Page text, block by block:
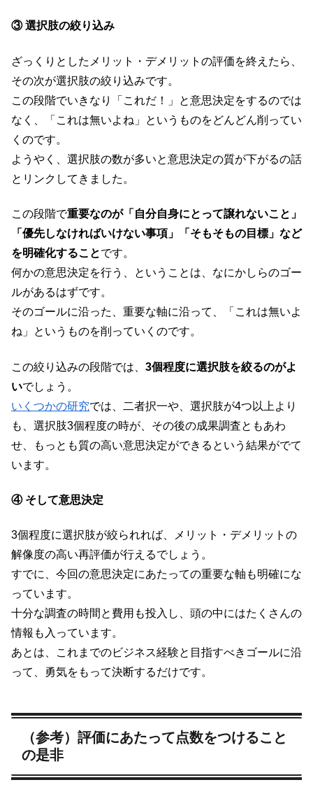
③ 選択肢の絞り込み
ざっくりとしたメリット・デメリットの評価を終えたら、
その次が選択肢の絞り込みです。
この段階でいきなり「これだ！」と意思決定をするのでは
なく、「これは無いよね」というものをどんどん削ってい
くのです。
ようやく、選択肢の数が多いと意思決定の質が下がるの話
とリンクしてきました。
この段階で重要なのが「自分自身にとって譲れないこと」
「優先しなければいけない事項」「そもそもの目標」など
を明確化することです。
何かの意思決定を行う、ということは、なにかしらのゴー
ルがあるはずです。
そのゴールに沿った、重要な軸に沿って、「これは無いよ
ね」というものを削っていくのです。
この絞り込みの段階では、 3個程度に選択肢を絞るのがよ
いでしょう。
いくつかの研究では、二者択一や、選択肢が4つ以上より
も、選択肢3個程度の時が、その後の成果調査ともあわ
せ、もっとも質の高い意思決定ができるという結果がでて
います。
④ そして意思決定
3個程度に選択肢が絞られれば、メリット・デメリットの
解像度の高い再評価が行えるでしょう。
すでに、今回の意思決定にあたっての重要な軸も明確にな
っています。
十分な調査の時間と費用も投入し、頭の中にはたくさんの
情報も入っています。
あとは、これまでのビジネス経験と目指すべきゴールに沿
って、勇気をもって決断するだけです。
（参考）評価にあたって点数をつけること
の是非